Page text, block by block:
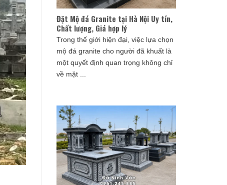
Đặt Mộ đá Granite tại Hà Nội Uy tín,
Chất lượng, Giá hợp lý
Trong thế giới hiện đại, việc lựa chọn
mộ đá granite cho người đã khuất là
một quyết định quan trọng không chỉ
về mặt ...